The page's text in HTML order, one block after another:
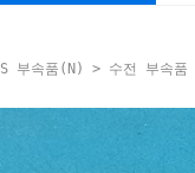
부속품(N) > 수전 부속품